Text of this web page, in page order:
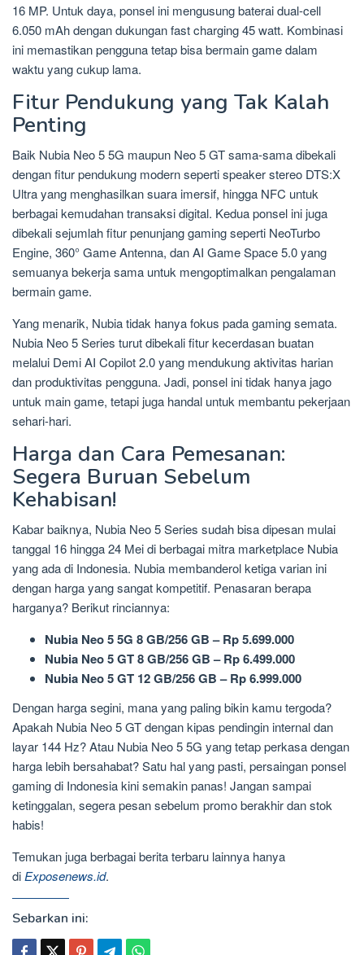
16 MP. Untuk daya, ponsel ini mengusung baterai dual-cell
6.050 mAh dengan dukungan fast charging 45 watt. Kombinasi
ini memastikan pengguna tetap bisa bermain game dalam
waktu yang cukup lama.
Fitur Pendukung yang Tak Kalah
Penting
Baik Nubia Neo 5 5G maupun Neo 5 GT sama-sama dibekali
dengan fitur pendukung modern seperti speaker stereo DTS:X
Ultra yang menghasilkan suara imersif, hingga NFC untuk
berbagai kemudahan transaksi digital. Kedua ponsel ini juga
dibekali sejumlah fitur penunjang gaming seperti NeoTurbo
Engine, 360° Game Antenna, dan AI Game Space 5.0 yang
semuanya bekerja sama untuk mengoptimalkan pengalaman
bermain game.
Yang menarik, Nubia tidak hanya fokus pada gaming semata.
Nubia Neo 5 Series turut dibekali fitur kecerdasan buatan
melalui Demi AI Copilot 2.0 yang mendukung aktivitas harian
dan produktivitas pengguna. Jadi, ponsel ini tidak hanya jago
untuk main game, tetapi juga handal untuk membantu pekerjaan
sehari-hari.
Harga dan Cara Pemesanan:
Segera Buruan Sebelum
Kehabisan!
Kabar baiknya, Nubia Neo 5 Series sudah bisa dipesan mulai
tanggal 16 hingga 24 Mei di berbagai mitra marketplace Nubia
yang ada di Indonesia. Nubia membanderol ketiga varian ini
dengan harga yang sangat kompetitif. Penasaran berapa
harganya? Berikut rinciannya:
Nubia Neo 5 5G 8 GB/256 GB – Rp 5.699.000
Nubia Neo 5 GT 8 GB/256 GB – Rp 6.499.000
Nubia Neo 5 GT 12 GB/256 GB – Rp 6.999.000
Dengan harga segini, mana yang paling bikin kamu tergoda?
Apakah Nubia Neo 5 GT dengan kipas pendingin internal dan
layar 144 Hz? Atau Nubia Neo 5 5G yang tetap perkasa dengan
harga lebih bersahabat? Satu hal yang pasti, persaingan ponsel
gaming di Indonesia kini semakin panas! Jangan sampai
ketinggalan, segera pesan sebelum promo berakhir dan stok
habis!
Temukan juga berbagai berita terbaru lainnya hanya
di Exposenews.id.
Sebarkan ini: